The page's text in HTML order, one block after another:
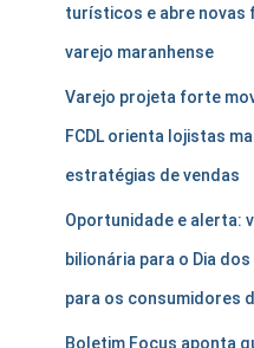
turísticos e abre novas
varejo maranhense
Varejo projeta forte
FCDL orienta lojistas
estratégias de vendas
Oportunidade e alerta:
bilionária para o Dia
para os consumidores
Boletim Focus aponta